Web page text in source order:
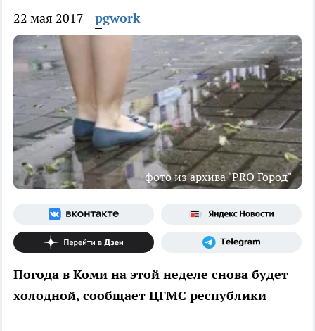
22 мая 2017 pgwork
фото из архива "PRO Город"
Погода в Коми на этой неделе снова будет
холодной, сообщает ЦГМС республики